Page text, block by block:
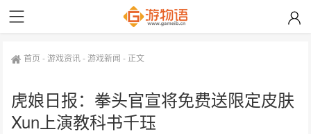
首页 -游戏资讯-游戏新闻 - 正文
虎娘日报：拳头官宣将免费送限定皮肤
Xun上演教科书千珏